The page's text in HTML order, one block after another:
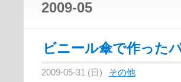
2009-05
ビニール傘で作った
2009-05-31 (日) その他